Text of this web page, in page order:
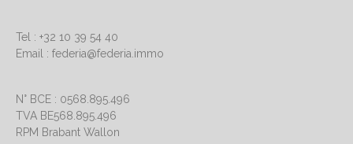
Tel : +32 10 39 54 40
Email : federia@federia.immo
N° BCE : 0568.895.496
TVA BE568.895.496
RPM Brabant Wallon